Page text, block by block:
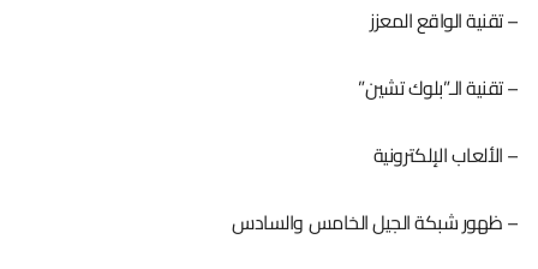
– تقنية الواقع المعزز
– تقنية الـ”بلوك تشين”
– الألعاب الإلكترونية
– ظهور شبكة الجيل الخامس والسادس